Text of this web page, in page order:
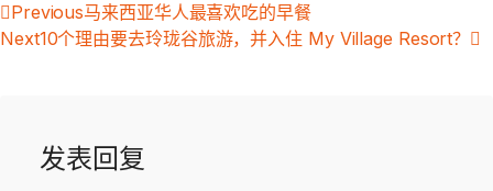
Previous马来西亚华人最喜欢吃的早餐
Next10个理由要去玲珑谷旅游，并入住 My Village Resort？
发表回复